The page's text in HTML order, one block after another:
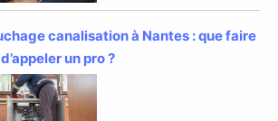
canalisation à Nantes : que faire
un pro ?